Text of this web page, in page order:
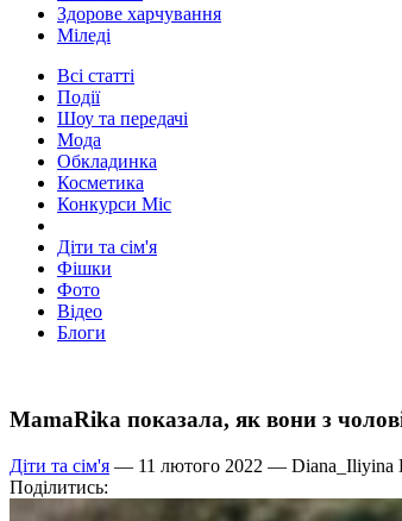
Здорове харчування
Міледі
Всі статті
Події
Шоу та передачі
Мода
Обкладинка
Косметика
Конкурси Міс
Діти та сім'я
Фішки
Фото
Відео
Блоги
MamaRika показала, як вони з
Діти та сім'я — 11 лютого 2022 — Diana_Iliyina
Поділитись: